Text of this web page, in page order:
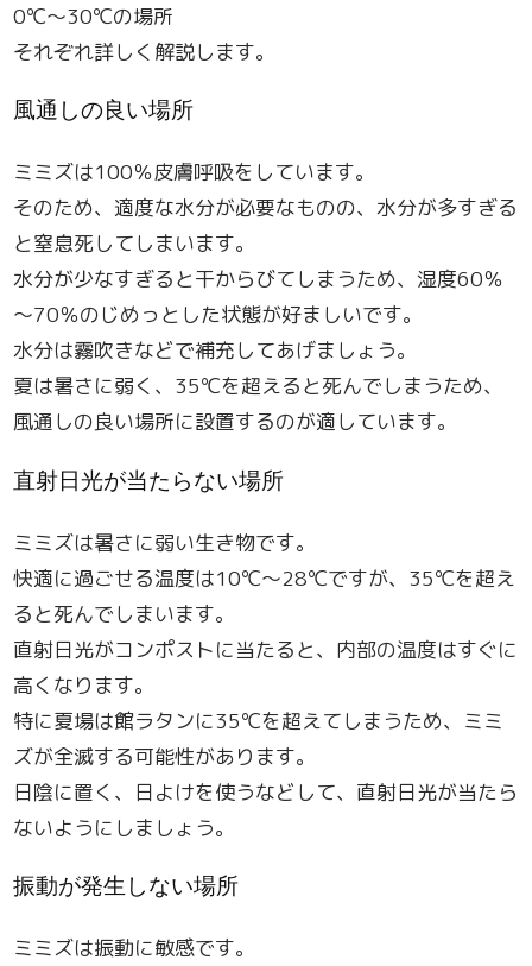
0℃～30℃の場所
それぞれ詳しく解説します。
風通しの良い場所
ミミズは100％皮膚呼吸をしています。
そのため、適度な水分が必要なものの、水分が多すぎる
と窒息死してしまいます。
水分が少なすぎると干からびてしまうため、湿度60％
～70％のじめっとした状態が好ましいです。
水分は霧吹きなどで補充してあげましょう。
夏は暑さに弱く、35℃を超えると死んでしまうため、
風通しの良い場所に設置するのが適しています。
直射日光が当たらない場所
ミミズは暑さに弱い生き物です。
快適に過ごせる温度は10℃～28℃ですが、35℃を超え
ると死んでしまいます。
直射日光がコンポストに当たると、内部の温度はすぐに
高くなります。
特に夏場は館ラタンに35℃を超えてしまうため、ミミ
ズが全滅する可能性があります。
日陰に置く、日よけを使うなどして、直射日光が当たら
ないようにしましょう。
振動が発生しない場所
ミミズは振動に敏感です。